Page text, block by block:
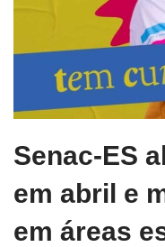
Senac-ES
em abril e
em áreas